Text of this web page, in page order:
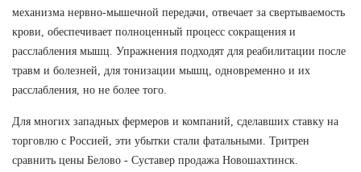
механизма нервно-мышечной передачи, отвечает за свертываемость
крови, обеспечивает полноценный процесс сокращения и
расслабления мышц. Упражнения подходят для реабилитации после
травм и болезней, для тонизации мышц, одновременно и их
расслабления, но не более того.
Для многих западных фермеров и компаний, сделавших ставку на
торговлю с Россией, эти убытки стали фатальными. Тритрен
сравнить цены Белово - Суставер продажа Новошахтинск.